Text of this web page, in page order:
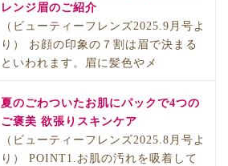
レンジ眉のご紹介
（ビューティーフレンズ2025.9月号よ
り） お顔の印象の７割は眉で決まる
といわれます。眉に髪色やメ
夏のごわついたお肌にパックで4つの
ご褒美 欲張りスキンケア
（ビューティーフレンズ2025.8月号よ
り） POINT1.お肌の汚れを吸着して